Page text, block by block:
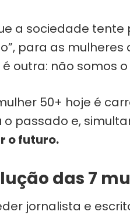
a sociedade
para as
outra: não somos
50+ hoje é
o passado e,
o futuro.
das 7
jornalista e